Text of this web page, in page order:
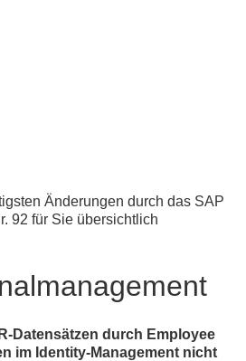
Änderungen durch das SAP
92 für Sie übersichtlich
Datensätzen durch Employee
im Identity-Management nicht